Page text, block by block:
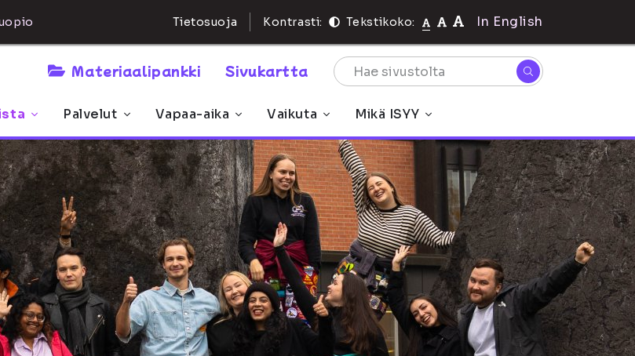
Tietosuoja Kontrasti: Tekstikoko: In English
Materiaalipankki Sivukartta
Palvelut Vapaa-aika Vaikuta Mikä ISYY